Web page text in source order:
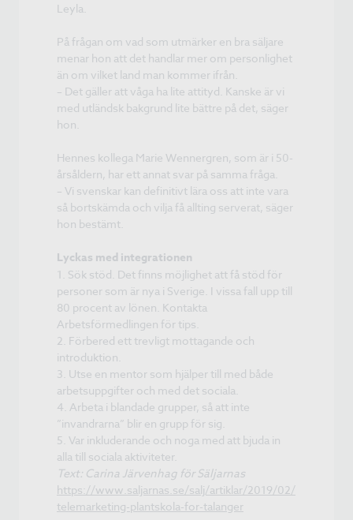
Leyla.
På frågan om vad som utmärker en bra säljare
menar hon att det handlar mer om personlighet
än om vilket land man kommer ifrån.
– Det gäller att våga ha lite attityd. Kanske är vi
med utländsk bakgrund lite bättre på det, säger
hon.
Hennes kollega Marie Wennergren, som är i 50-
årsåldern, har ett annat svar på samma fråga.
– Vi svenskar kan definitivt lära oss att inte vara
så bortskämda och vilja få allting serverat, säger
hon bestämt.
Lyckas med integrationen
1. Sök stöd. Det finns möjlighet att få stöd för
personer som är nya i Sverige. I vissa fall upp till
80 procent av lönen. Kontakta
Arbetsförmedlingen för tips.
2. Förbered ett trevligt mottagande och
introduktion.
3. Utse en mentor som hjälper till med både
arbetsuppgifter och med det sociala.
4. Arbeta i blandade grupper, så att inte
”invandrarna” blir en grupp för sig.
5. Var inkluderande och noga med att bjuda in
alla till sociala aktiviteter.
Text: Carina Järvenhag för Säljarnas
https://www.saljarnas.se/salj/artiklar/2019/02/
telemarketing-plantskola-for-talanger